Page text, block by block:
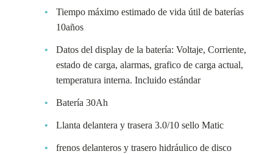
Tiempo máximo estimado de vida útil de baterías
10años
Datos del display de la batería: Voltaje, Corriente,
estado de carga, alarmas, grafico de carga actual,
temperatura interna. Incluido estándar
Batería 30Ah
Llanta delantera y trasera 3.0/10 sello Matic
frenos delanteros y trasero hidráulico de disco